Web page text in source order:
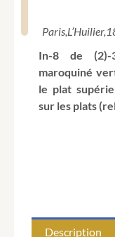
Paris,L’Huilier,
In-8 de (2)-
maroquiné
le plat
sur les plats
Description